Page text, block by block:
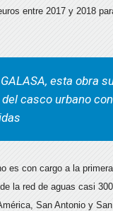
entre 2017 y 2018
esta obra
casco urbano
es con cargo a la
la red de aguas casi
San Antonio y